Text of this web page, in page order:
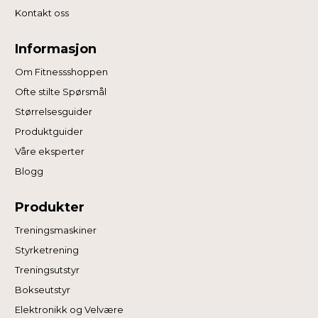
Kontakt oss
Informasjon
Om Fitnessshoppen
Ofte stilte Spørsmål
Størrelsesguider
Produktguider
Våre eksperter
Blogg
Produkter
Treningsmaskiner
Styrketrening
Treningsutstyr
Bokseutstyr
Elektronikk og Velvære